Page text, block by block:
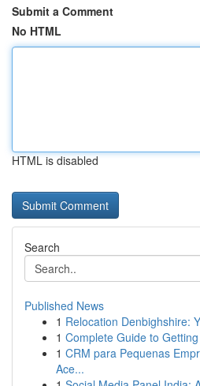
Submit a Comment
No HTML
HTML is disabled
Search
Published News
1 Relocation Denbighshire:
1 Complete Guide to
1 CRM para Pequenas
Ace...